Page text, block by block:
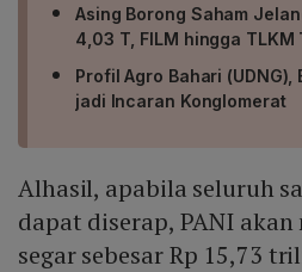
Asing Borong Saham
4,03 T, FILM hingga TLKM
Profil Agro Bahari (UDNG),
jadi Incaran Konglomerat
Alhasil, apabila seluruh
dapat diserap, PANI
segar sebesar Rp 15,73